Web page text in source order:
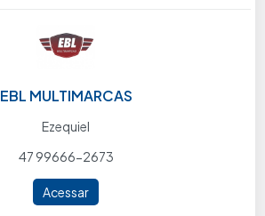
EBL MULTIMARCAS
Ezequiel
47 99666-2673
Acessar